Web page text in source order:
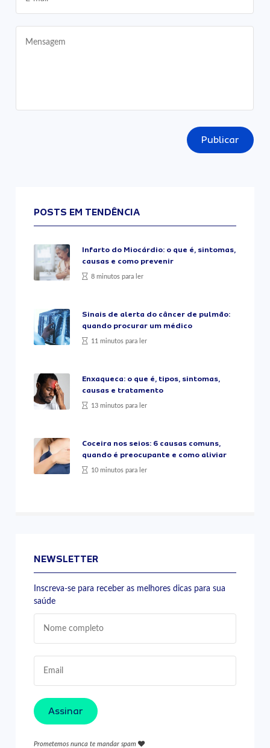
Publicar
POSTS EM TENDÊNCIA
Infarto do Miocárdio: o que é, sintomas,
causas e como prevenir
8 minutos para ler
Sinais de alerta do câncer de pulmão:
quando procurar um médico
11 minutos para ler
Enxaqueca: o que é, tipos, sintomas,
causas e tratamento
13 minutos para ler
Coceira nos seios: 6 causas comuns,
quando é preocupante e como aliviar
10 minutos para ler
NEWSLETTER
Inscreva-se para receber as melhores dicas para sua
saúde
Assinar
Prometemos nunca te mandar spam